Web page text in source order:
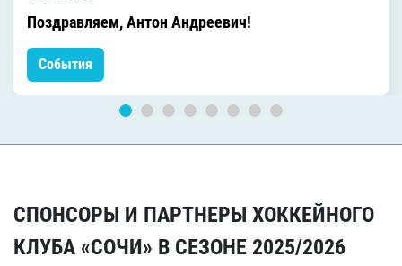
Поздравляем, Антон Андреевич!
События
СПОНСОРЫ И ПАРТНЕРЫ ХОККЕЙНОГО
КЛУБА «СОЧИ» В СЕЗОНЕ 2025/2026